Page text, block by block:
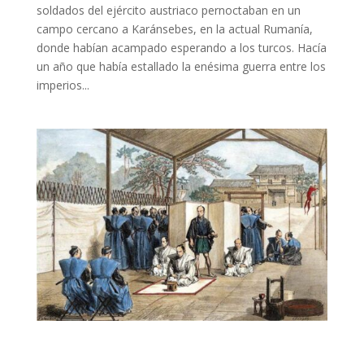
soldados del ejército austriaco pernoctaban en un
campo cercano a Karánsebes, en la actual Rumanía,
donde habían acampado esperando a los turcos. Hacía
un año que había estallado la enésima guerra entre los
imperios...